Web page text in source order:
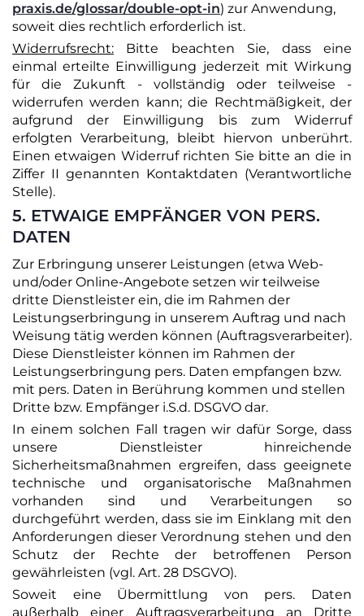
praxis.de/glossar/double-opt-in) zur Anwendung,
soweit dies rechtlich erforderlich ist.
Widerrufsrecht: Bitte beachten Sie, dass eine
einmal erteilte Einwilligung jederzeit mit Wirkung
für die Zukunft - vollständig oder teilweise -
widerrufen werden kann; die Rechtmäßigkeit, der
aufgrund der Einwilligung bis zum Widerruf
erfolgten Verarbeitung, bleibt hiervon unberührt.
Einen etwaigen Widerruf richten Sie bitte an die in
Ziffer ‎II genannten Kontaktdaten (Verantwortliche
Stelle).
5. ETWAIGE EMPFÄNGER VON PERS.
DATEN
Zur Erbringung unserer Leistungen (etwa Web-
und/oder Online-Angebote setzen wir teilweise
dritte Dienstleister ein, die im Rahmen der
Leistungserbringung in unserem Auftrag und nach
Weisung tätig werden können (Auftragsverarbeiter).
Diese Dienstleister können im Rahmen der
Leistungserbringung pers. Daten empfangen bzw.
mit pers. Daten in Berührung kommen und stellen
Dritte bzw. Empfänger i.S.d. DSGVO dar.
In einem solchen Fall tragen wir dafür Sorge, dass
unsere Dienstleister hinreichende
Sicherheitsmaßnahmen ergreifen, dass geeignete
technische und organisatorische Maßnahmen
vorhanden sind und Verarbeitungen so
durchgeführt werden, dass sie im Einklang mit den
Anforderungen dieser Verordnung stehen und den
Schutz der Rechte der betroffenen Person
gewährleisten (vgl. Art. 28 DSGVO).
Soweit eine Übermittlung von pers. Daten
außerhalb einer Auftragsverarbeitung an Dritte